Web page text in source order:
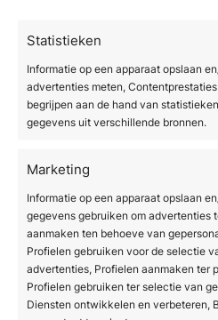
Statistieken
Informatie op een apparaat opslaan
advertenties meten,
begrijpen aan de hand van
gegevens uit verschillende bronnen.
Marketing
Informatie op een apparaat opslaan
gegevens gebruiken om advertenties
aanmaken ten behoeve van
Profielen gebruiken voor de selectie
advertenties, Profielen aanmaken ter
Profielen gebruiken ter selectie van
Diensten ontwikkelen en verbeteren,
gezonder eten en
onderliggende structuur
verandert daarmee niet
een merkbaar en blijvend
noodzakelijk.
Gewichtsverlies helpt bij
overgewicht, maar het
probleem niet op. Sterker
gewichtsverlies kan
zichtbaarder maken